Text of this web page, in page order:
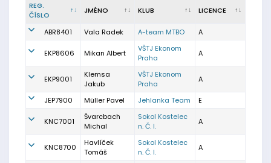
REG.
ČÍSLO
JMÉNO KLUB LICENCE
ABR8401 Vala Radek A-team MTBO A
EKP8606 Mikan Albert
VŠTJ Ekonom
Praha
A
EKP9001
Klemsa
Jakub
VŠTJ Ekonom
Praha
A
JEP7900 Müller Pavel Jehlanka Team E
KNC7001
Švarcbach
Michal
Sokol Kostelec
n. Č. l.
A
KNC8700
Havlíček
Tomáš
Sokol Kostelec
n. Č. l.
A